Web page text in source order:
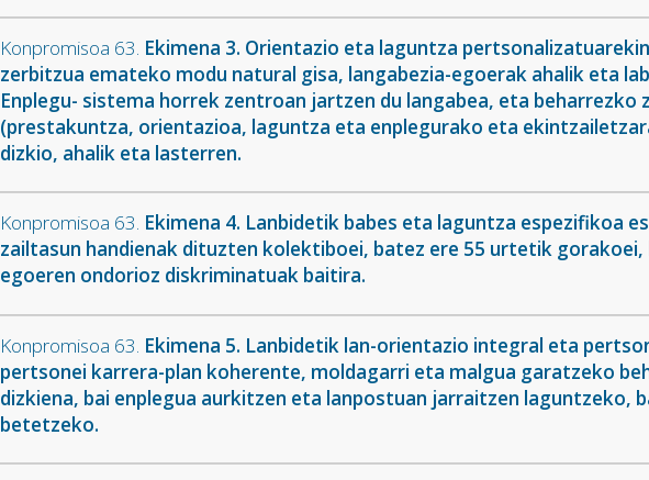
Konpromisoa 63. Ekimena 3. Orientazio eta laguntza
zerbitzua emateko modu natural gisa, langabezia-egoerak ahalik eta
Enplegu- sistema horrek zentroan jartzen du langabea, eta beharrezko
(prestakuntza, orientazioa, laguntza eta enplegurako eta
dizkio, ahalik eta lasterren.
Konpromisoa 63. Ekimena 4. Lanbidetik babes eta laguntza espezifikoa
zailtasun handienak dituzten kolektiboei, batez ere 55 urtetik
egoeren ondorioz diskriminatuak baitira.
Konpromisoa 63. Ekimena 5. Lanbidetik lan-orientazio integral eta
pertsonei karrera-plan koherente, moldagarri eta malgua garatzeko
dizkiena, bai enplegua aurkitzen eta lanpostuan jarraitzen laguntzeko,
betetzeko.